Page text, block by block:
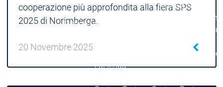
L'innovazione
L'innovazione
L'azienda
cooperazione più approfondita alla fiera SPS
2025 di Norimberga.
20 Novembre 2025